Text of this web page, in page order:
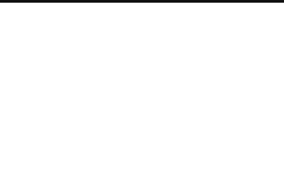
Records – East